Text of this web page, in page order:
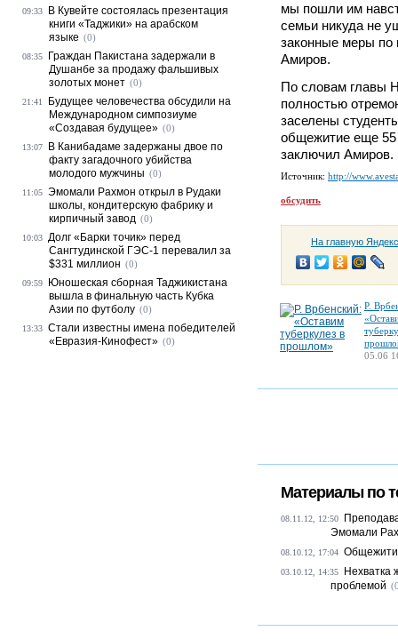
мы пошли им
семьи никуда не
законные меры по
Амиров.
По словам главы
полностью
заселены
общежитие еще 55
заключил Амиров.
Источник: http://
обсудить
На главную
Р.
05.06
Материалы по
08.11.12, 12:50
Эмомали
08.10.12, 17:04
03.10.12, 14:35
Нехватка
проблемой
09:33
В Кувейте состоялась презентация
книги «Таджики» на арабском
языке (0)
08:35
Граждан Пакистана задержали в
Душанбе за продажу фальшивых
золотых монет (0)
21:41
Будущее человечества обсудили на
Международном симпозиуме
«Создавая будущее» (0)
13:07
В Канибадаме задержаны двое по
факту загадочного убийства
молодого мужчины (0)
11:05 Эмомали Рахмон открыл в Рудаки
школы, кондитерскую фабрику и
кирпичный завод (0)
10:03 Долг «Барки точик» перед
Сангтудинской ГЭС-1 перевалил за
$331 миллион (0)
09:59
Юношеская сборная Таджикистана
вышла в финальную часть Кубка
Азии по футболу (0)
13:33 Стали известны имена победителей
«Евразия-Кинофест» (0)